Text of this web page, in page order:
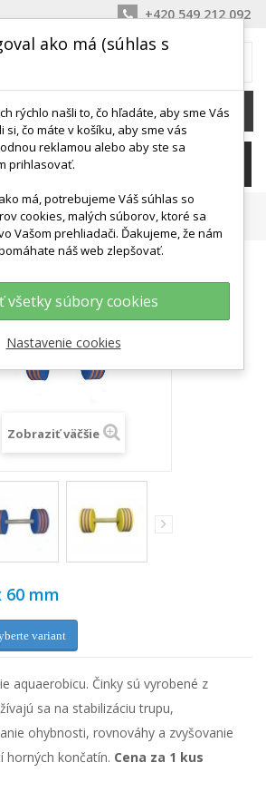
+420 549 212 092
Činky A Závažia
Činky
Mm
Zobraziť väčšie
60 mm
variant
aquaerobicu. Činky sú vyrobené z
sa na stabilizáciu trupu,
ohybnosti, rovnováhy a zvyšovanie
horných končatín. Cena za 1 kus
ako má (súhlas s
rýchlo našli to, čo hľadáte, aby sme Vás
si, čo máte v košíku, aby sme vás
reklamou alebo aby ste sa
prihlasovať.
má, potrebujeme Váš súhlas so
cookies, malých súborov, ktoré sa
Vašom prehliadači. Ďakujeme, že nám
náš web zlepšovať.
všetky súbory cookies
Nastavenie cookies